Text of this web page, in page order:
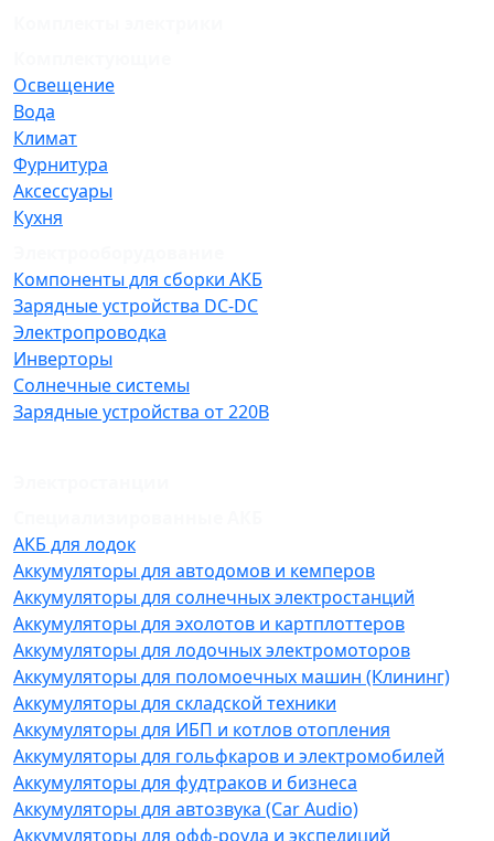
Освещение
Вода
Климат
Фурнитура
Аксессуары
Кухня
Компоненты для сборки АКБ
Зарядные устройства DC-DC
Электропроводка
Инверторы
Солнечные системы
Зарядные устройства от 220В
АКБ для лодок
Аккумуляторы для автодомов и кемперов
Аккумуляторы для солнечных электростанций
Аккумуляторы для эхолотов и картплоттеров
Аккумуляторы для лодочных электромоторов
Аккумуляторы для поломоечных машин (Клининг)
Аккумуляторы для складской техники
Аккумуляторы для ИБП и котлов отопления
Аккумуляторы для гольфкаров и электромобилей
Аккумуляторы для фудтраков и бизнеса
Аккумуляторы для автозвука (Car Audio)
Аккумуляторы для офф-роуда и экспедиций